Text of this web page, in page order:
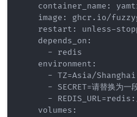
container_name:
image: ghcr.io/
restart: unless-
    depends_on:
      - redis
    environment:
      - TZ=Asia/Shanghai
- SECRET=请替换为一段
-
    volumes: